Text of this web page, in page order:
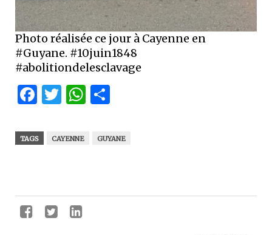
Photo réalisée ce jour à Cayenne en
#Guyane. #10juin1848
#abolitiondelesclavage
Facebook
Twitter
WhatsApp
TAGS CAYENNE GUYANE